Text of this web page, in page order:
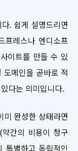
. 쉽게 설명드리면
프레스나 엔디소프
이트를 만들 수 있
메인을 곧바로 적
다는 의미입니다.
미 완성한 상태라면
간의 비용이 청구
특별하고 독립적인